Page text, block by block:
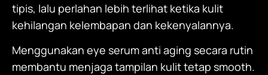
tipis, lalu perlahan lebih terlihat ketika kulit
kehilangan kelembapan dan kekenyalannya.
Menggunakan eye serum anti aging secara rutin
membantu menjaga tampilan kulit tetap smooth.